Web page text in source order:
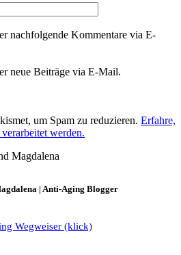
nachfolgende Kommentare via E-
neue Beiträge via E-Mail.
um Spam zu reduzieren. Erfahre,
werden.
| Anti-Aging Blogger
Wegweiser (klick)